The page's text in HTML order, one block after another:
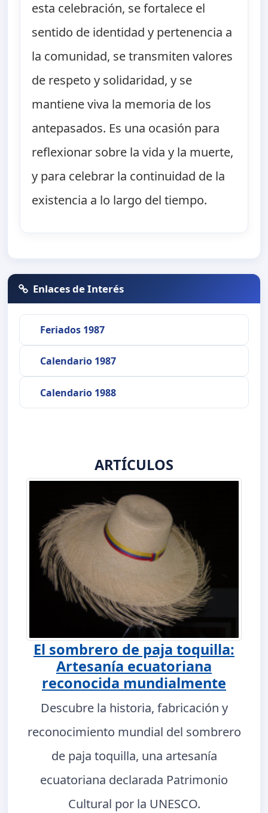
esta celebración, se fortalece el
sentido de identidad y pertenencia a
la comunidad, se transmiten valores
de respeto y solidaridad, y se
mantiene viva la memoria de los
antepasados. Es una ocasión para
reflexionar sobre la vida y la muerte,
y para celebrar la continuidad de la
existencia a lo largo del tiempo.
Enlaces de Interés
Feriados 1987
Calendario 1987
Calendario 1988
ARTÍCULOS
El sombrero de paja toquilla:
Artesanía ecuatoriana
reconocida mundialmente
Descubre la historia, fabricación y
reconocimiento mundial del sombrero
de paja toquilla, una artesanía
ecuatoriana declarada Patrimonio
Cultural por la UNESCO.